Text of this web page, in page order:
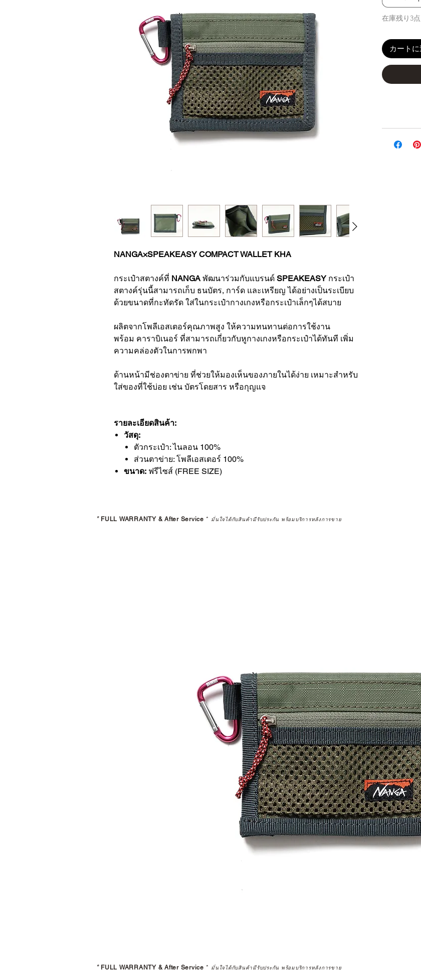
NANGA×SPEAKEASY COMPACT WALLET KHA
กระเป๋าสตางค์ที่ NANGA พัฒนาร่วมกับแบรนด์ SPEAKEASYกระเป๋า
สตางค์รุ่นนี้สามารถเก็บ ธนบัตร, การ์ด และเหรียญ ได้อย่างเป็นระเบียบ
ด้วยขนาดที่กะทัดรัด ใส่ในกระเป๋ากางเกงหรือกระเป๋าเล็กๆได้สบาย
ผลิตจากโพลีเอสเตอร์คุณภาพสูง ให้ความทนทานต่อการใช้งาน
พร้อม คาราบิเนอร์ ที่สามารถเกี่ยวกับหูกางเกงหรือกระเป๋าได้ทันที เพิ่ม
ความคล่องตัวในการพกพา
ด้านหน้ามีช่องตาข่าย ที่ช่วยให้มองเห็นของภายในได้ง่าย เหมาะสำหรับ
ใส่ของที่ใช้บ่อย เช่น บัตรโดยสาร หรือกุญแจ
รายละเอียดสินค้า:
วัสดุ:
ตัวกระเป๋า: ไนลอน 100%
ส่วนตาข่าย: โพลีเอสเตอร์ 100%
ขนาด: ฟรีไซส์ (FREE SIZE)
在庫残り3点
カート
* FULL WARRANTY & After Service * มั่นใจได้กับสินค้ามีรับประกัน พร้อมบริการหลังการขาย
* FULL WARRANTY & After Service * มั่นใจได้กับสินค้ามีรับประกัน พร้อมบริการหลังการขาย